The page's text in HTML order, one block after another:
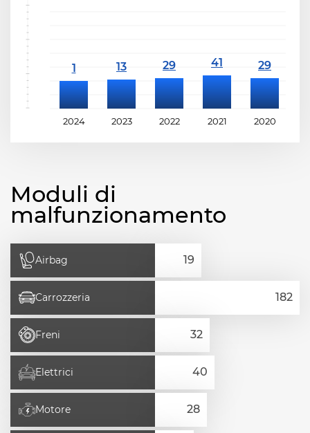
2024 2023 2022 2021 2020
Moduli di
malfunzionamento
Airbag
Carrozzeria
Freni
Elettrici
Motore